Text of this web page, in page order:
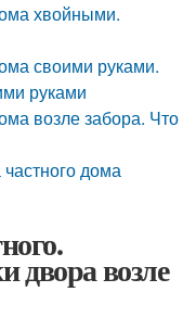
хвойными.
своими руками.
руками
возле забора. Что
дома
возле